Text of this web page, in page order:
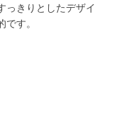
っきりとしたデザイ
す。